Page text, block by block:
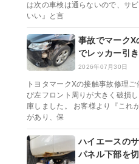
は次の車検は通らないので、サ
いい』と言
事故でマークX
でレッカー引き
2026年07月30日
トヨタマークXの接触事故修理
び左フロント周りが大きく破損
庫しました。 お客様より『これ
があり、保
ハイエースの
パネル下部を